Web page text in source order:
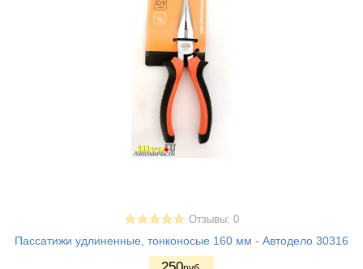
Отзывы: 0
Пассатижи удлиненные, тонконосые 160 мм - Автодело 30316